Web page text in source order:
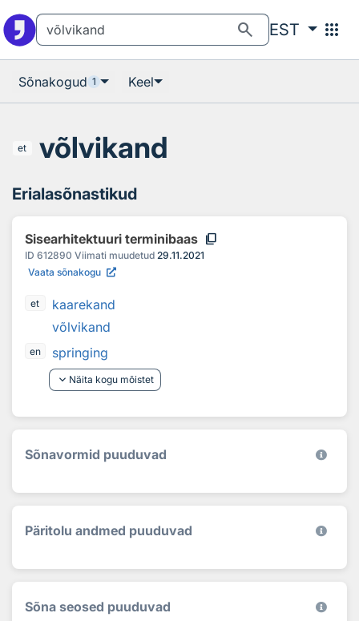
search EST apps
Sõnakogud 1 Keel
et võlvikand
Erialasõnastikud
Sisearhitektuuri terminibaas content_copy
ID 612890 Viimati muudetud 29.11.2021
Vaata sõnakogu
et
kaarekand
võlvikand
en
springing
keyboard_arrow_down Näita kogu mõistet
Sõnavormid puuduvad
Päritolu andmed puuduvad
Sõna seosed puuduvad